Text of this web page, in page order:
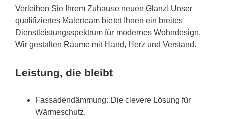
Verleihen Sie Ihrem Zuhause neuen Glanz! Unser
qualifiziertes Malerteam bietet Ihnen ein breites
Dienstleistungsspektrum für modernes Wohndesign.
Wir gestalten Räume mit Hand, Herz und Verstand.
Leistung, die bleibt
Fassadendämmung: Die clevere Lösung für
Wärmeschutz.